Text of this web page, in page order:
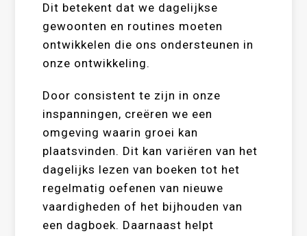
Dit betekent dat we dagelijkse
gewoonten en routines moeten
ontwikkelen die ons ondersteunen in
onze ontwikkeling.
Door consistent te zijn in onze
inspanningen, creëren we een
omgeving waarin groei kan
plaatsvinden. Dit kan variëren van het
dagelijks lezen van boeken tot het
regelmatig oefenen van nieuwe
vaardigheden of het bijhouden van
een dagboek. Daarnaast helpt